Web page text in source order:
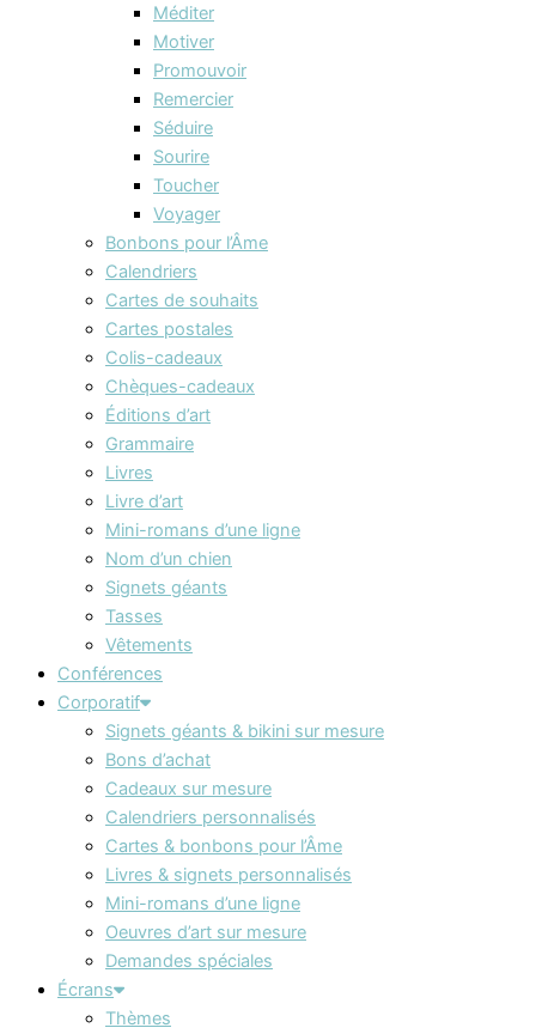
Méditer
Motiver
Promouvoir
Remercier
Séduire
Sourire
Toucher
Voyager
Bonbons pour l’Âme
Calendriers
Cartes de souhaits
Cartes postales
Colis-cadeaux
Chèques-cadeaux
Éditions d’art
Grammaire
Livres
Livre d’art
Mini-romans d’une ligne
Nom d’un chien
Signets géants
Tasses
Vêtements
Conférences
Corporatif
Signets géants & bikini sur mesure
Bons d’achat
Cadeaux sur mesure
Calendriers personnalisés
Cartes & bonbons pour l’Âme
Livres & signets personnalisés
Mini-romans d’une ligne
Oeuvres d’art sur mesure
Demandes spéciales
Écrans
Thèmes